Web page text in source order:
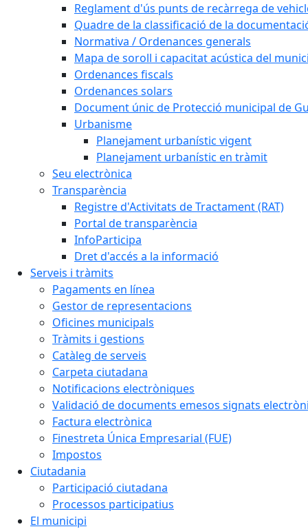
Reglament d'ús punts de recàrrega de
Quadre de la classificació de la
Normativa / Ordenances generals
Mapa de soroll i capacitat acústica del
Ordenances fiscals
Ordenances solars
Document únic de Protecció municipal de
Urbanisme
Planejament urbanístic vigent
Planejament urbanístic en tràmit
Seu electrònica
Transparència
Registre d'Activitats de Tractament (RAT)
Portal de transparència
InfoParticipa
Dret d'accés a la informació
Serveis i tràmits
Pagaments en línea
Gestor de representacions
Oficines municipals
Tràmits i gestions
Catàleg de serveis
Carpeta ciutadana
Notificacions electròniques
Validació de documents emesos signats
Factura electrònica
Finestreta Única Empresarial (FUE)
Impostos
Ciutadania
Participació ciutadana
Processos participatius
El municipi